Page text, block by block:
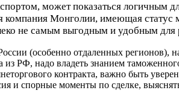
может показаться логичным
компания Монголии, имеющая
не самым выгодным и удобным
(особенно отдаленных регионов),
из РФ, надо владеть знанием
контракта, важно быть
и спорные моменты по сделке,